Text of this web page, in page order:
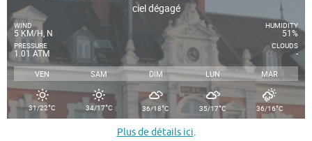
ciel dégagé
WIND
5 KM/H, N
PRESSURE
1.01 ATM
HUMIDITY
51%
CLOUDS
-
VEN SAM DIM LUN MAR
31/22°C 34/17°C 36/18°C 35/17°C 36/16°C
Plus de détails ici.